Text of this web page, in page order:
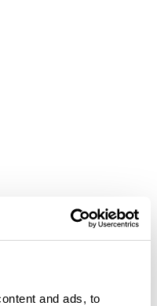
and ads, to